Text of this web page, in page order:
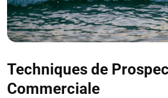
Techniques de
Commerciale